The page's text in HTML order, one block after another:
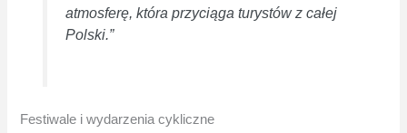
atmosferę, która przyciąga turystów z całej
Polski.”
Festiwale i wydarzenia cykliczne